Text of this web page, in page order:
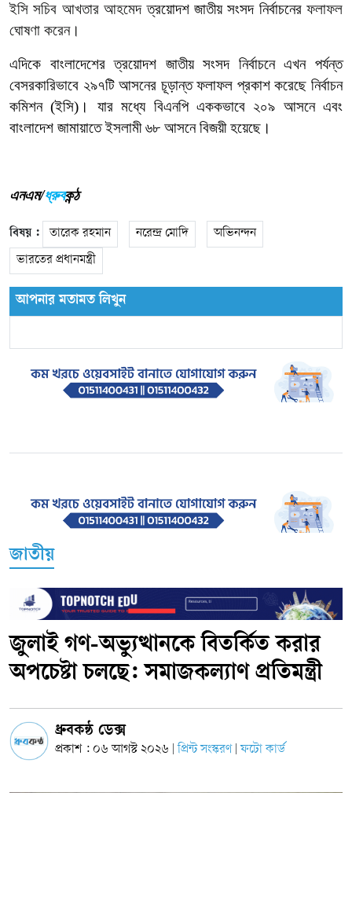
ইসি সচিব আখতার আহমেদ ত্রয়োদশ জাতীয় সংসদ নির্বাচনের ফলাফল
ঘোষণা করেন।
এদিকে বাংলাদেশের ত্রয়োদশ জাতীয় সংসদ নির্বাচনে এখন পর্যন্ত
বেসরকারিভাবে ২৯৭টি আসনের চূড়ান্ত ফলাফল প্রকাশ করেছে নির্বাচন
কমিশন(ইসি) । যারমধ্যে বিএনপি এককভাবে ২০৯ আসনে এবং
বাংলাদেশ জামায়াতে ইসলামী ৬৮ আসনে বিজয়ী হয়েছে।
এনএম/ধ্রুবকন্ঠ
বিষয় : তারেক রহমান নরেন্দ্র মোদি
অভিনন্দন
ভারতের প্রধানমন্ত্রী
আপনার মতামত লিখুন
জাতীয়
জুলাই গণ-অভ্যুত্থানকে বিতর্কিত করার
অপচেষ্টা চলছে: সমাজকল্যাণ প্রতিমন্ত্রী
ধ্রুবকন্ঠ ডেক্স
প্রকাশ : ০৬ আগস্ট ২০২৬ প্রিন্ট সংস্করণ ফটো কার্ড